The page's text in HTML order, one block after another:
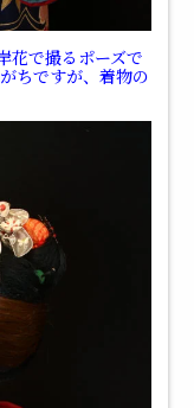
花で撮るポーズで
ちですが、着物の